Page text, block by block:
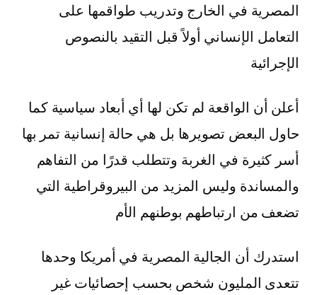
المصرية في الخارج وتدريب طواقمها على
التعامل الإنساني أولاً قبل التقيد بالنصوص
الإجرائية
أعلن أن الواقعة لم تكن لها أي أبعاد سياسية كما
حاول البعض تصويرها بل هي حالة إنسانية تمر بها
أسر كثيرة في الغربة وتتطلب قدرًا من التفاهم
والمساندة وليس المزيد من البيروقراطية التي
تضعف من ارتباطهم بوطنهم الأم
استدرك أن الجالية المصرية في أمريكا وحدها
تتعدى المليون شخص بحسب إحصائيات غير